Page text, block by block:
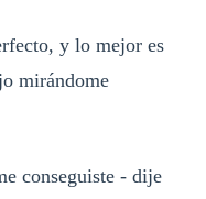
y lo mejor es
mirándome
conseguiste - dije